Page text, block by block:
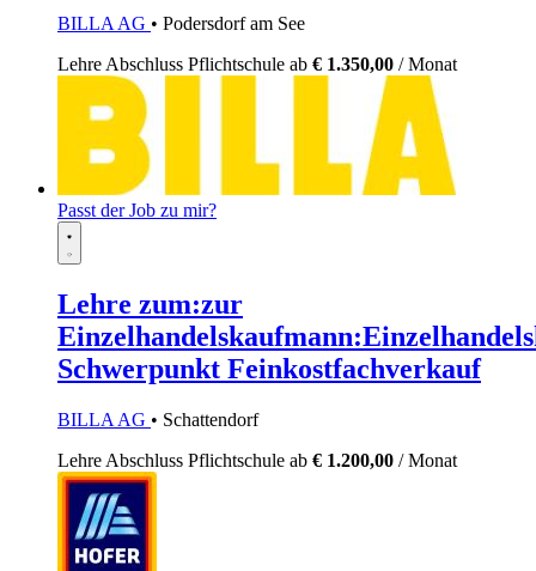
BILLA AG • Podersdorf am See
Lehre Abschluss Pflichtschule ab € 1.350,00 / Monat
Passt der Job zu mir?
Lehre zum:zur
Schwerpunkt Feinkostfachverkauf
BILLA AG • Schattendorf
Lehre Abschluss Pflichtschule ab € 1.200,00 / Monat